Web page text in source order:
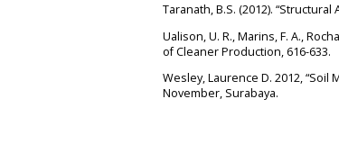
Taranath, B.S. (2012).
Ualison, U. R., Marins, F. A.,
of Cleaner Production, 616-633.
Wesley, Laurence D. 2012,
November, Surabaya.